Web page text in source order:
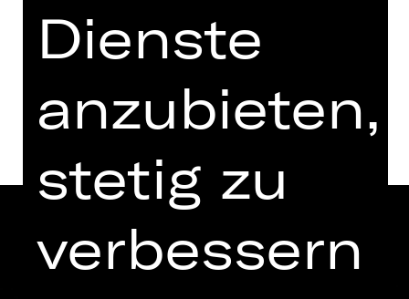
Dienste
anzubieten,
stetig zu
verbessern